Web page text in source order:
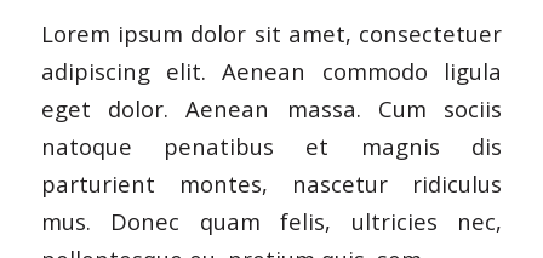
Lorem ipsum dolor sit amet, consectetuer
adipiscing elit. Aenean commodo ligula
eget dolor. Aenean massa. Cum sociis
natoque penatibus et magnis dis
parturient montes, nascetur ridiculus
mus. Donec quam felis, ultricies nec,